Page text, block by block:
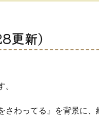
新）
わってる』を背景に